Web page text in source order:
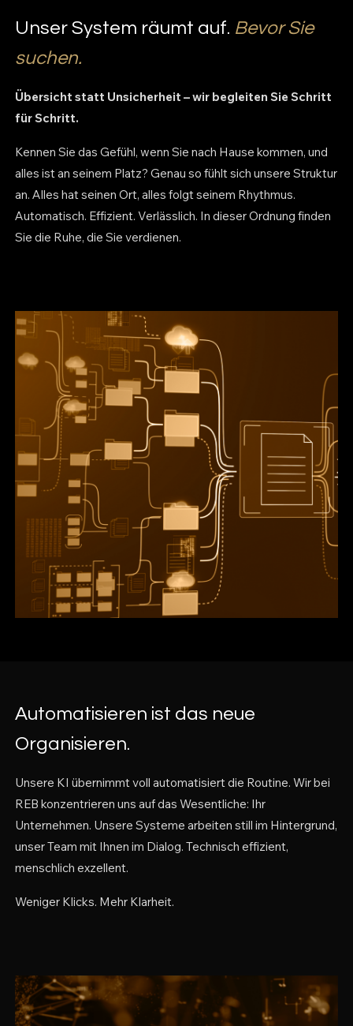
Unser System räumt auf. Bevor Sie
suchen.
Übersicht statt Unsicherheit – wir begleiten Sie Schritt
für Schritt.
Kennen Sie das Gefühl, wenn Sie nach Hause kommen, und
alles ist an seinem Platz? Genau so fühlt sich unsere Struktur
an. Alles hat seinen Ort, alles folgt seinem Rhythmus.
Automatisch. Effizient. Verlässlich. In dieser Ordnung finden
Sie die Ruhe, die Sie verdienen.
Automatisieren ist das neue
Organisieren.
Unsere KI übernimmt voll automatisiert die Routine. Wir bei
REB konzentrieren uns auf das Wesentliche: Ihr
Unternehmen. Unsere Systeme arbeiten still im Hintergrund,
unser Team mit Ihnen im Dialog. Technisch effizient,
menschlich exzellent.
Weniger Klicks. Mehr Klarheit.